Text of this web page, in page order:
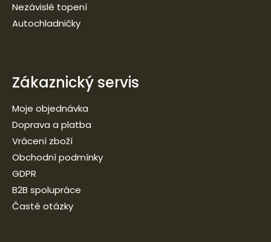
Nezávislé topení
Autochladničky
Zákaznický servis
Moje objednávka
Doprava a platba
Vrácení zboží
Obchodní podmínky
GDPR
B2B spolupráce
Časté otázky